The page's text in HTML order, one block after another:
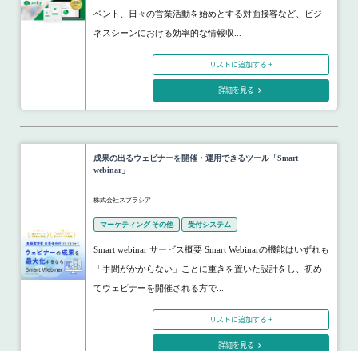
ベント、日々の営業活動を始めとする対面接客など、ビジ
ネスシーンにおける効率的な情報収...
リストに追加する +
詳細を見る
成果の出るウェビナーを開催・運用できるツール「Smart
webinar」
株式会社スプラシア
マーケティング その他 受付システム
Smart webinar サービス概要 Smart Webinarの機能はいずれも
「手間がかからない」ことに重きを置いた設計をし、初め
てウェビナーを開催される方で...
リストに追加する +
詳細を見る